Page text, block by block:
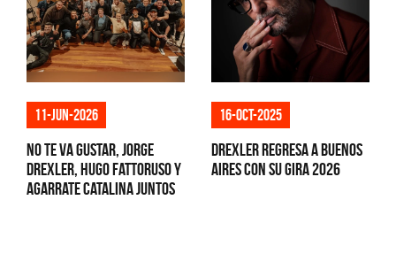
11-jun-2026
No Te Va Gustar, Jorge
Drexler, Hugo Fattoruso y
Agarrate Catalina juntos
16-oct-2025
Drexler regresa a Buenos
Aires con su gira 2026